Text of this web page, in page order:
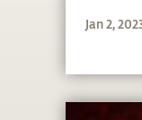
Jan 2,